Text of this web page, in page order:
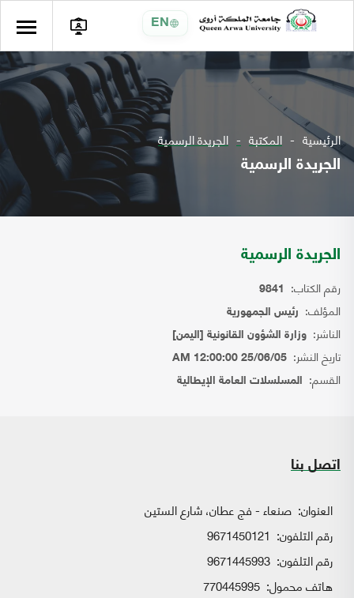
EN
الرئيسية المكتبة الجريدة الرسمية
الجريدة الرسمية
الجريدة الرسمية
رقم الكتاب: 9841
المؤلف: رئيس الجمهورية
الناشر: وزارة الشؤون القانونية [اليمن]
تاريخ النشر: 25/06/05 12:00:00 AM
القسم: المسلسلات العامة الإيطالية
اتصل بنا
العنوان: صنعاء - فج عطان، شارع الستين
رقم التلفون: 9671450121
رقم التلفون: 9671445993
هاتف محمول: 770445995